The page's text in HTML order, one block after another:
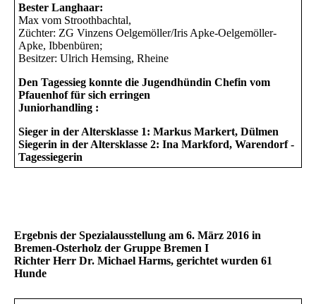
Bester Langhaar:
Max vom Stroothbachtal,
Züchter: ZG Vinzens Oelgemöller/Iris Apke-Oelgemöller-
Apke, Ibbenbüren;
Besitzer: Ulrich Hemsing, Rheine
Den Tagessieg konnte die Jugendhündin Chefin vom
Pfauenhof für sich erringen
Juniorhandling :
Sieger in der Altersklasse 1: Markus Markert, Dülmen
Siegerin in der Altersklasse 2: Ina Markford, Warendorf -
Tagessiegerin
Ergebnis der Spezialausstellung am 6. März 2016 in
Bremen-Osterholz der Gruppe Bremen I
Richter Herr Dr. Michael Harms, gerichtet wurden 61
Hunde